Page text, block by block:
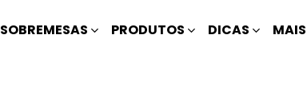
SOBREMESAS PRODUTOS DICAS MAIS